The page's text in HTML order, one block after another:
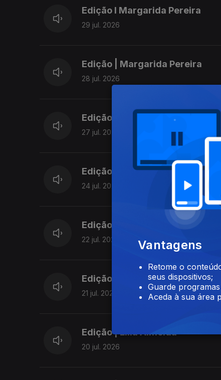
Edição I Margarida Pereira
29 jul. 2026
Edição | Margarida Pereira
28 jul. 2026
Edição | Margarida Pereira
27 jul. 2026
Edição | Margarida Pereira
24 jul. 2026
Edição | Margarida Pereira
22 jul. 2026
Edição | Margarida Pereira
21 jul. 2026
Edição | Lília Almeida
20 jul. 2026
Vantagens
Retome o
seus dispositivos;
Guarde
Aceda à sua área